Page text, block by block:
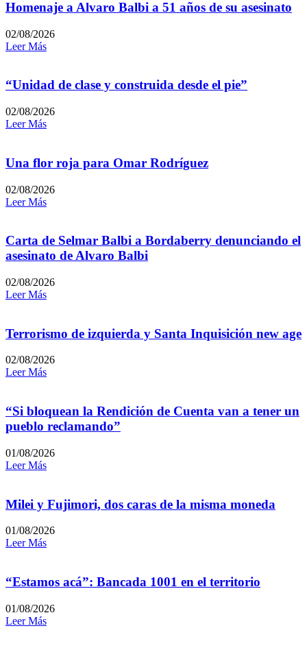
Homenaje a Alvaro Balbi a 51 años de su asesinato
02/08/2026
Leer Más
“Unidad de clase y construida desde el pie”
02/08/2026
Leer Más
Una flor roja para Omar Rodríguez
02/08/2026
Leer Más
Carta de Selmar Balbi a Bordaberry denunciando el
asesinato de Alvaro Balbi
02/08/2026
Leer Más
Terrorismo de izquierda y Santa Inquisición new age
02/08/2026
Leer Más
“Si bloquean la Rendición de Cuenta van a tener un
pueblo reclamando”
01/08/2026
Leer Más
Milei y Fujimori, dos caras de la misma moneda
01/08/2026
Leer Más
“Estamos acá”: Bancada 1001 en el territorio
01/08/2026
Leer Más